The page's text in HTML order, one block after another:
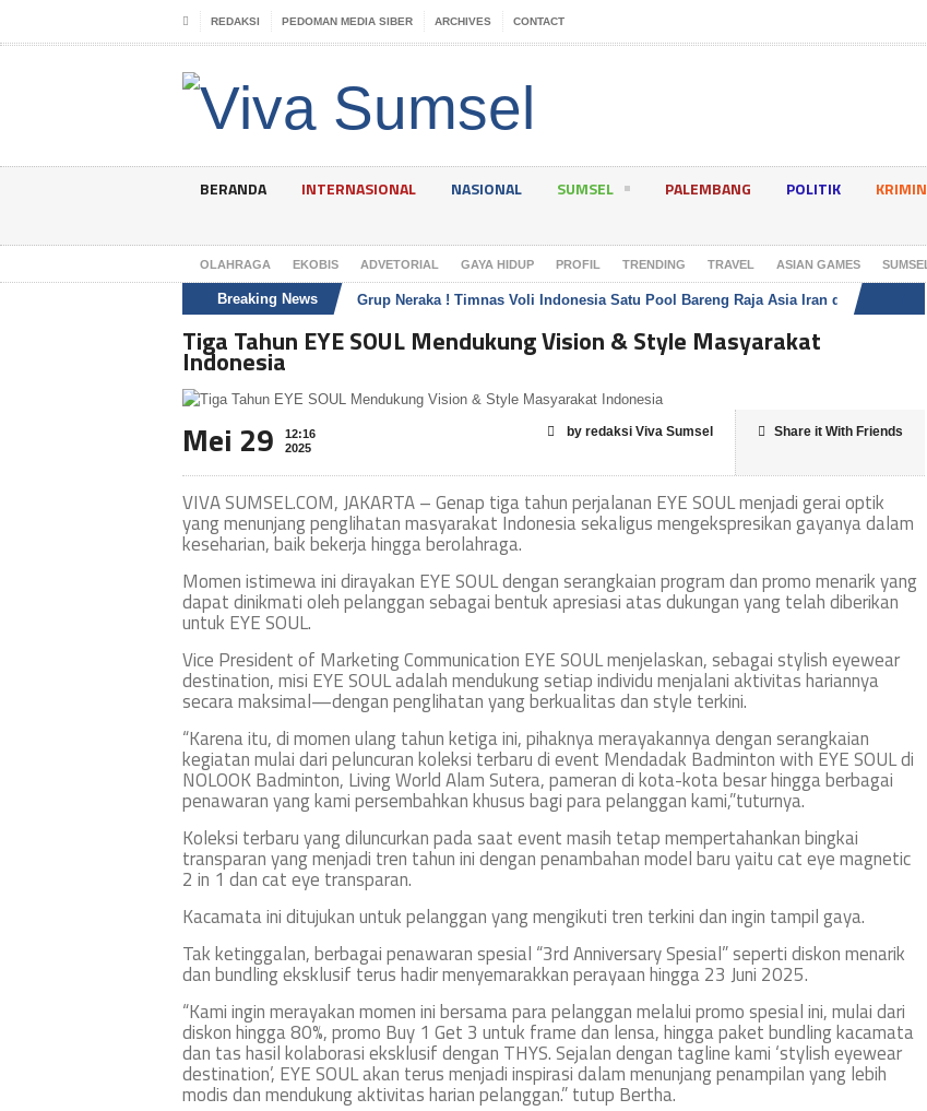
REDAKSI PEDOMAN MEDIA SIBER ARCHIVES CONTACT
BERANDA INTERNASIONAL NASIONAL SUMSEL PALEMBANG POLITIK
OLAHRAGA EKOBIS ADVETORIAL GAYA HIDUP PROFIL TRENDING TRAVEL ASIAN GAMES
Breaking News Grup Neraka ! Timnas Voli Indonesia Satu Pool Bareng Raja Asia Iran di Asian
Tiga Tahun EYE SOUL Mendukung Vision & Style Masyarakat
Indonesia
Mei 29
12:16
2025
Share it With Friends
by redaksi Viva Sumsel
VIVA SUMSEL.COM, JAKARTA – Genap tiga tahun perjalanan EYE SOUL menjadi gerai optik
yang menunjang penglihatan masyarakat Indonesia sekaligus mengekspresikan gayanya dalam
keseharian, baik bekerja hingga berolahraga.
Momen istimewa ini dirayakan EYE SOUL dengan serangkaian program dan promo menarik yang
dapat dinikmati oleh pelanggan sebagai bentuk apresiasi atas dukungan yang telah diberikan
untuk EYE SOUL.
Vice President of Marketing Communication EYE SOUL menjelaskan, sebagai stylish eyewear
destination, misi EYE SOUL adalah mendukung setiap individu menjalani aktivitas hariannya
secara maksimal—dengan penglihatan yang berkualitas dan style terkini.
“Karena itu, di momen ulang tahun ketiga ini, pihaknya merayakannya dengan serangkaian
kegiatan mulai dari peluncuran koleksi terbaru di event Mendadak Badminton with EYE SOUL di
NOLOOK Badminton, Living World Alam Sutera, pameran di kota-kota besar hingga berbagai
penawaran yang kami persembahkan khusus bagi para pelanggan kami,”tuturnya.
Koleksi terbaru yang diluncurkan pada saat event masih tetap mempertahankan bingkai
transparan yang menjadi tren tahun ini dengan penambahan model baru yaitu cat eye magnetic
2 in 1 dan cat eye transparan.
Kacamata ini ditujukan untuk pelanggan yang mengikuti tren terkini dan ingin tampil gaya.
Tak ketinggalan, berbagai penawaran spesial “3rd Anniversary Spesial” seperti diskon menarik
dan bundling eksklusif terus hadir menyemarakkan perayaan hingga 23 Juni 2025.
“Kami ingin merayakan momen ini bersama para pelanggan melalui promo spesial ini, mulai dari
diskon hingga 80%, promo Buy 1 Get 3 untuk frame dan lensa, hingga paket bundling kacamata
dan tas hasil kolaborasi eksklusif dengan THYS. Sejalan dengan tagline kami ‘stylish eyewear
destination’, EYE SOUL akan terus menjadi inspirasi dalam menunjang penampilan yang lebih
modis dan mendukung aktivitas harian pelanggan.” tutup Bertha.